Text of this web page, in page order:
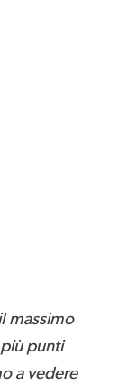
massimo
punti
a vedere